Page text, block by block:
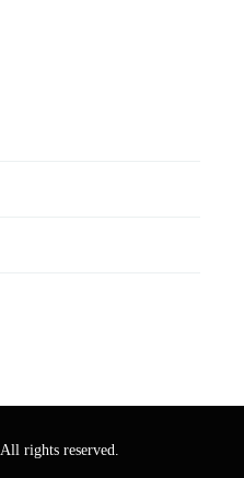
All rights reserved.